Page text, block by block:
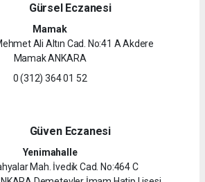
Gürsel Eczanesi
Mamak
Ali Altın Cad. No:41 A Akdere
Mamak ANKARA
0 (312) 364 01 52
Güven Eczanesi
Yenimahalle
Mah. İvedik Cad. No:464 C